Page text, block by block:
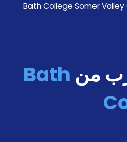
Bath College Somer
من Bath